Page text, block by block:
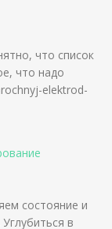
что список
что надо
elektrod-
состояние и
в